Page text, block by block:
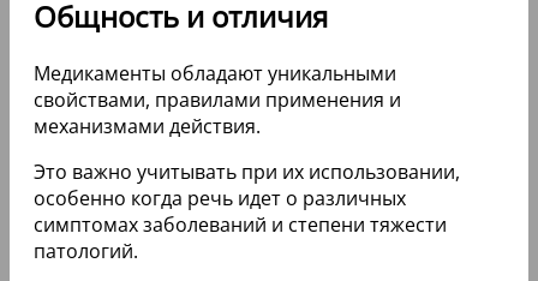
Общность и отличия
Медикаменты обладают уникальными
свойствами, правилами применения и
механизмами действия.
Это важно учитывать при их использовании,
особенно когда речь идет о различных
симптомах заболеваний и степени тяжести
патологий.